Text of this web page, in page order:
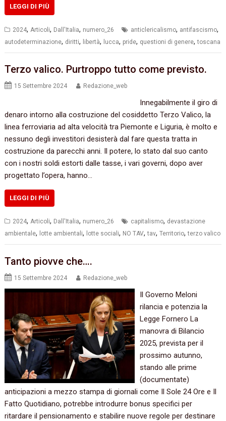
LEGGI DI PIÙ
2024, Articoli, Dall'Italia, numero_26 anticlericalismo, antifascismo,
autodeterminazione, diritti, libertà, lucca, pride, questioni di genere,toscana
Terzo valico. Purtroppo tutto come previsto.
15 Settembre 2024 Redazione_web
Innegabilmente il giro di
denaro intorno alla costruzione del cosiddetto Terzo Valico, la
linea ferroviaria ad alta velocità tra Piemonte e Liguria, è molto e
nessuno degli investitori desisterà dal fare questa tratta in
costruzione da parecchi anni. Il potere, lo stato dal suo canto
con i nostri soldi estorti dalle tasse, i vari governi, dopo aver
progettato l’opera, hanno…
LEGGI DI PIÙ
2024,Articoli, Dall'Italia, numero_26 capitalismo, devastazione
ambientale, lotte ambientali, lotte sociali, NO TAV,tav,Territorio,terzo valico
Tanto piovve che….
15 Settembre 2024 Redazione_web
Il Governo Meloni
rilancia e potenzia la
Legge Fornero La
manovra di Bilancio
2025, prevista per il
prossimo autunno,
stando alle prime
(documentate)
anticipazioni a mezzo stampa di giornali come Il Sole 24 Ore e Il
Fatto Quotidiano, potrebbe introdurre bonus specifici per
ritardare il pensionamento e stabilire nuove regole per destinare